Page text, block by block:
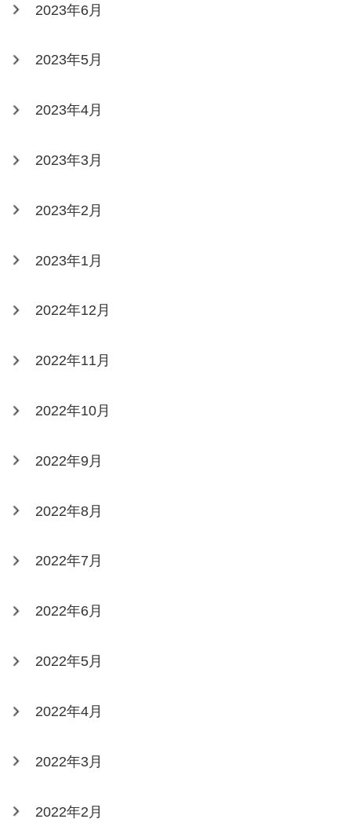
2023年6月
2023年5月
2023年4月
2023年3月
2023年2月
2023年1月
2022年12月
2022年11月
2022年10月
2022年9月
2022年8月
2022年7月
2022年6月
2022年5月
2022年4月
2022年3月
2022年2月